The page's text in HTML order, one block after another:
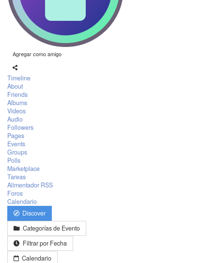
Agregar como amigo
Timeline
About
Friends
Albums
Videos
Audio
Followers
Pages
Events
Groups
Polls
Marketplace
Tareas
Alimentador RSS
Foros
Calendario
Discover
Categorías de Evento
Filtrar por Fecha
Calendario